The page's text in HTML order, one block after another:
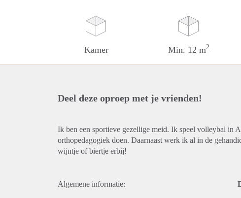
Kamer Min. 12 m2
Deel deze oproep met je vrienden!
Ik ben een sportieve gezellige meid. Ik speel volleybal in
orthopedagogiek doen. Daarnaast werk ik al in de
wijntje of biertje erbij!
Algemene informatie: